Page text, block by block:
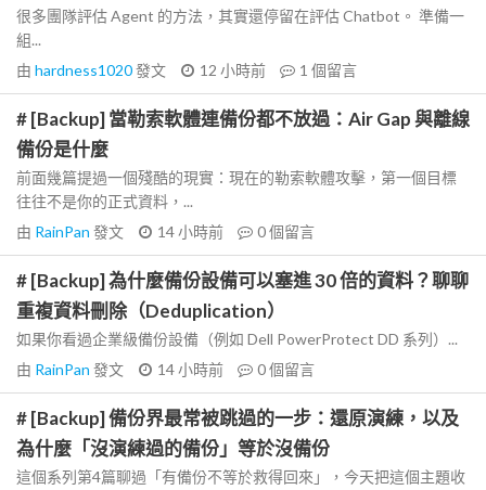
很多團隊評估 Agent 的方法，其實還停留在評估 Chatbot。 準備一
組...
由 hardness1020發文 12 小時前 1 個留言
# [Backup] 當勒索軟體連備份都不放過：Air Gap 與離線
備份是什麼
前面幾篇提過一個殘酷的現實：現在的勒索軟體攻擊，第一個目標
往往不是你的正式資料，...
由 RainPan 發文 14 小時前 0個留言
# [Backup] 為什麼備份設備可以塞進 30 倍的資料？聊聊
重複資料刪除（Deduplication）
如果你看過企業級備份設備（例如 Dell PowerProtect DD 系列）...
由 RainPan 發文 14 小時前 0個留言
# [Backup] 備份界最常被跳過的一步：還原演練，以及
為什麼「沒演練過的備份」等於沒備份
這個系列第4篇聊過「有備份不等於救得回來」，今天把這個主題收